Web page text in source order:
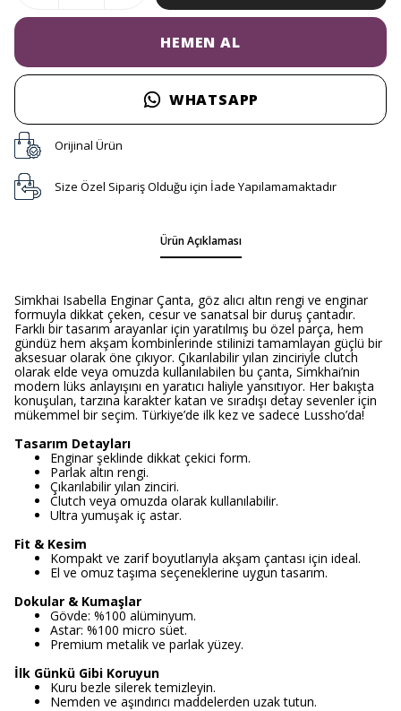
HEMEN AL
WHATSAPP
Orijinal Ürün
Size Özel Sipariş Olduğu için İade Yapılamamaktadır
Ürün Açıklaması
Simkhai Isabella Enginar Çanta, göz alıcı altın rengi ve enginar
formuyla dikkat çeken, cesur ve sanatsal bir duruş çantadır.
Farklı bir tasarım arayanlar için yaratılmış bu özel parça, hem
gündüz hem akşam kombinlerinde stilinizi tamamlayan güçlü bir
aksesuar olarak öne çıkıyor. Çıkarılabilir yılan zinciriyle clutch
olarak elde veya omuzda kullanılabilen bu çanta, Simkhai’nin
modern lüks anlayışını en yaratıcı haliyle yansıtıyor. Her bakışta
konuşulan, tarzına karakter katan ve sıradışı detay sevenler için
mükemmel bir seçim. Türkiye’de ilk kez ve sadece Lussho’da!
Tasarım Detayları
Enginar şeklinde dikkat çekici form.
Parlak altın rengi.
Çıkarılabilir yılan zinciri.
Clutch veya omuzda olarak kullanılabilir.
Ultra yumuşak iç astar.
Fit & Kesim
Kompakt ve zarif boyutlarıyla akşam çantası için ideal.
El ve omuz taşıma seçeneklerine uygun tasarım.
Dokular & Kumaşlar
Gövde: %100 alüminyum.
Astar: %100 micro süet.
Premium metalik ve parlak yüzey.
İlk Günkü Gibi Koruyun
Kuru bezle silerek temizleyin.
Nemden ve aşındırıcı maddelerden uzak tutun.